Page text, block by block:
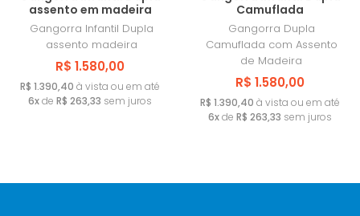
assento em madeira
Gangorra Infantil Dupla
assento madeira
R$ 1.580,00
R$ 1.390,40 à vista ou em até
6xde R$ 263,33 sem juros
Camuflada
Gangorra Dupla
Camuflada com Assento
de Madeira
R$ 1.580,00
R$ 1.390,40 à vista ou em até
6xde R$ 263,33 sem juros